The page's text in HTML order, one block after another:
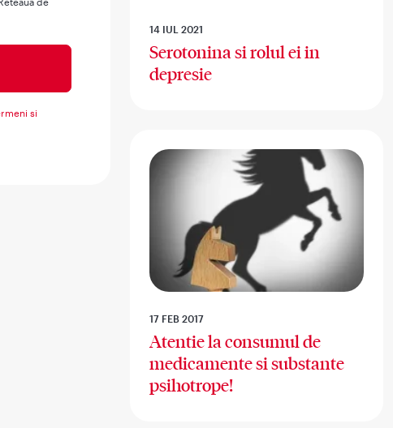
si
14 IUL 2021
Serotonina si rolul ei in
depresie
17 FEB 2017
Atentie la consumul de
medicamente si substante
psihotrope!